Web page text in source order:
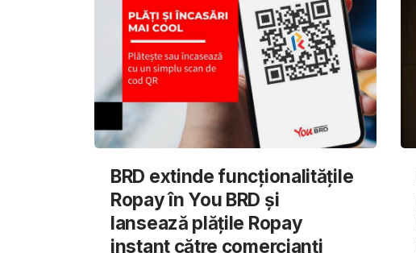
BRD extinde funcționalitățile
Ropay în You BRD și
lansează plățile Ropay
instant către comercianți